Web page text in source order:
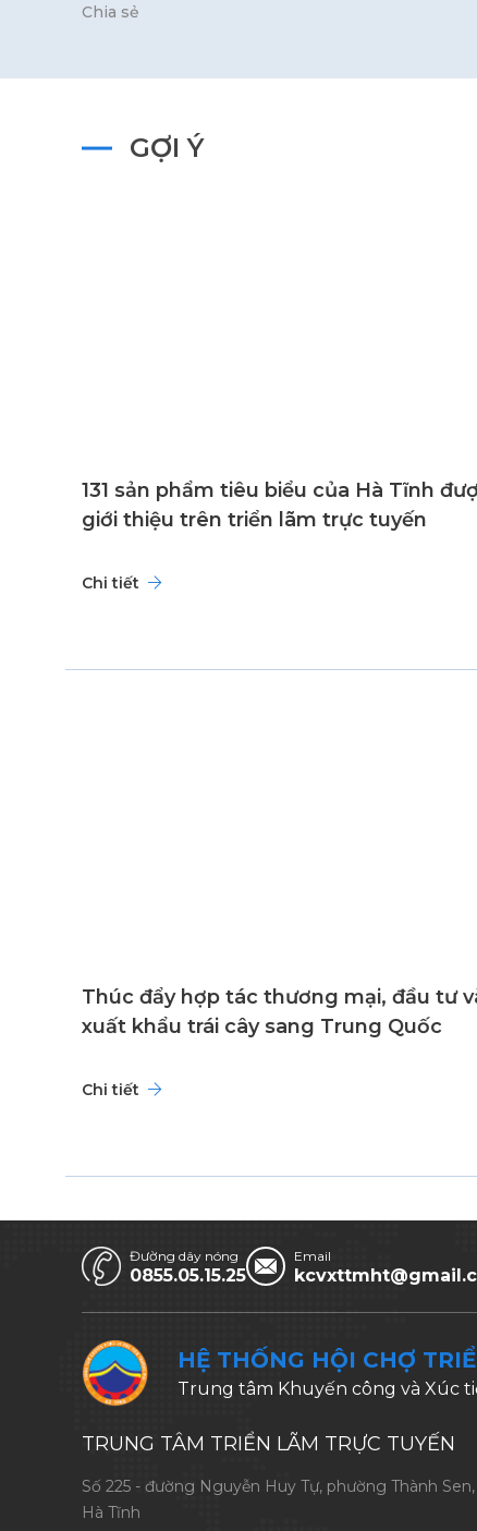
Chia sẻ
GỢI Ý
131 sản phẩm tiêu biểu của Hà Tĩnh
giới thiệu trên triển lãm trực tuyến
Chi tiết
Thúc đẩy hợp tác thương mại, đầu tư
xuất khẩu trái cây sang Trung Quốc
Chi tiết
Đường dây nóng
0855.05.15.25
Email
HỆ THỐNG HỘI CHỢ
Trung tâm Khuyến công và Xúc
TRUNG TÂM TRIỂN LÃM TRỰC TUYẾN
Số 225 - đường Nguyễn Huy Tự, phường Thành
Hà Tĩnh